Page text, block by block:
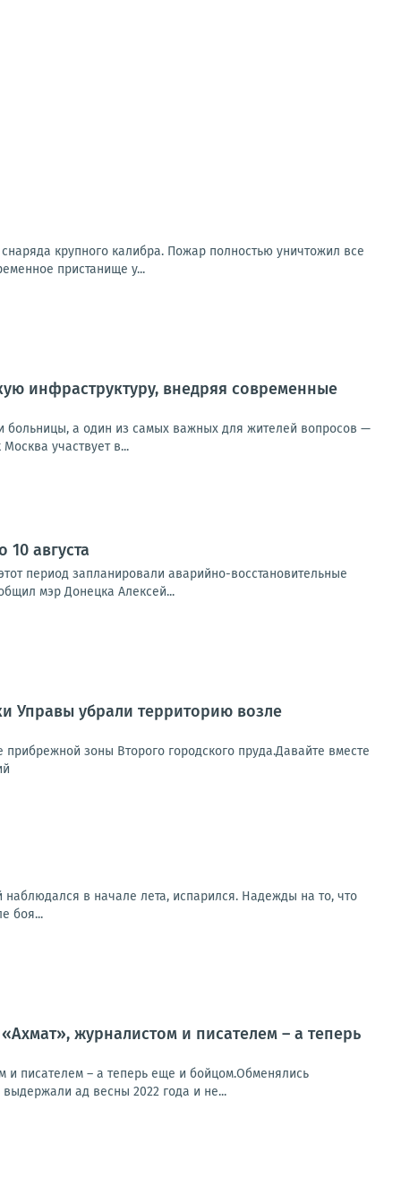
крупного калибра. Пожар полностью уничтожил все
пристанище у...
инфраструктуру, внедряя современные
больницы, а один из самых важных для жителей вопросов —
участвует в...
августа
период запланировали аварийно-восстановительные
мэр Донецка Алексей...
Управы убрали территорию возле
зоны Второго городского пруда.Давайте вместе
в начале лета, испарился. Надежды на то, что
боя...
журналистом и писателем – а теперь
и писателем – а теперь еще и бойцом.Обменялись
ад весны 2022 года и не...